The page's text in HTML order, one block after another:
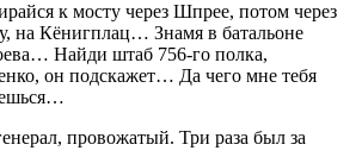
к мосту через Шпрее, потом через
на Кёнигплац… Знамя в батальоне
Найди штаб 756-го полка,
он подскажет… Да чего мне тебя
провожатый. Три раза был за